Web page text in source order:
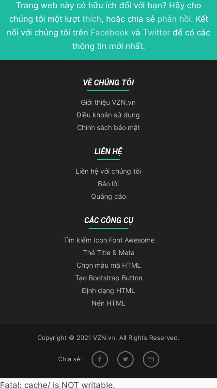
Trang web này có hữu ích đối với bạn? Hãy cho
chúng tôi một lượt thích, hoặc chia sẻ phản hồi. Kết
nối với chúng tôi trên Facebook và Twitter để có các
thông tin mới nhất.
VỀ CHÚNG TÔI
Giới thiệu VZN.vn
Điều khoản sử dụng
Chính sách bảo mật
LIÊN HỆ
Liên hệ với chúng tôi
Báo lỗi
Quảng cáo
CÁC CÔNG CỤ
Tìm kiếm Icon Font Awesome
Thẻ Title & Meta
Chọn màu mã HTML
Tạo Bootstrap Button
Định dạng HTML
Nén HTML
Copyright © 2021 VZN.vn. All Rights Reserved.
Chia sẻ:
Fatal: cache/ is NOT writable.